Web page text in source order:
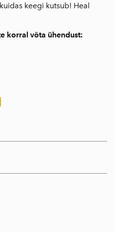
keegi kutsub! Heal
korral võta ühendust: